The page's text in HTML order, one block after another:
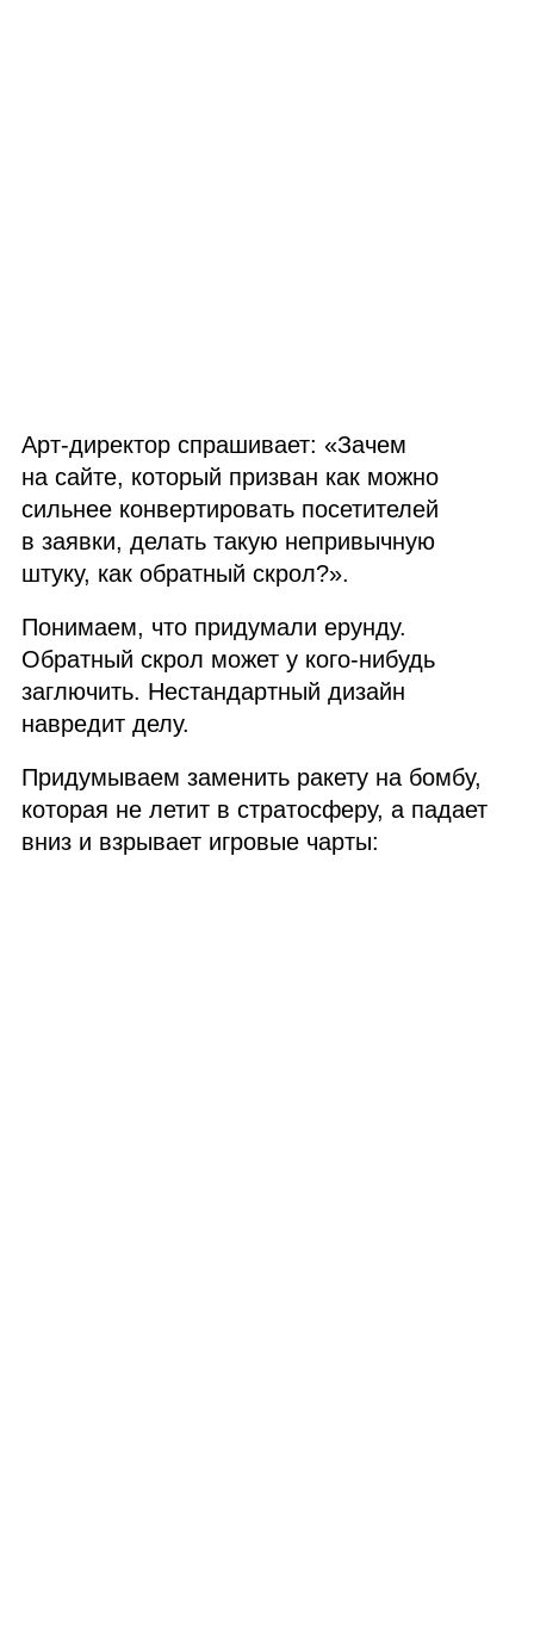
Арт‑директор спрашивает: «Зачем
на сайте, который призван как можно
сильнее конвертировать посетителей
в заявки, делать такую непривычную
штуку, как обратный скрол?».
Понимаем, что придумали ерунду.
Обратный скрол может у кого‑нибудь
заглючить. Нестандартный дизайн
навредит делу.
Придумываем заменить ракету на бомбу,
которая не летит в стратосферу, а падает
вниз и взрывает игровые чарты: